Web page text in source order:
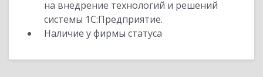
на внедрение технологий и решений
системы 1С:Предприятие.
Наличие у фирмы статуса